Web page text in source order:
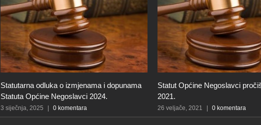
Statutarna odluka o izmjenama i dopunama
Statuta Općine Negoslavci 2024.
3 siječnja, 2025 0 komentara
Statut Općine Negoslavci
2021.
26 veljače, 2021 0 komentara